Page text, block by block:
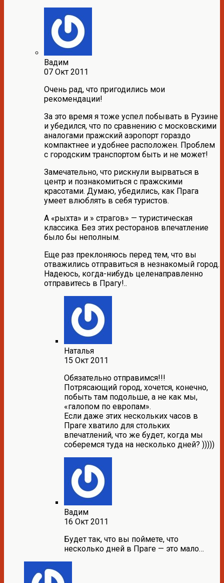
Вадим
07 Окт 2011
Очень рад, что пригодились мои
рекомендации!
За это время я тоже успел побывать в Рузине
и убедился, что по сравнению с московскими
аналогами пражский аэропорт гораздо
компактнее и удобнее расположен. Проблем
с городским транспортом быть и не может!
Замечательно, что рискнули вырваться в
центр и познакомиться с пражскими
красотами. Думаю, убедились, как Прага
умеет влюблять в себя туристов.
А «рыхта» и » страгов» — туристическая
классика. Без этих ресторанов впечатление
было бы неполным.
Еще раз преклоняюсь перед тем, что вы
отважились отправиться в незнакомый город.
Надеюсь, когда-нибудь целенаправленно
отправитесь в Прагу!..
Наталья
15 Окт 2011
Обязательно отправимся!!!
Потрясающий город, хочется, конечно,
побыть там подольше, а не как мы,
«галопом по европам».
Если даже этих нескольких часов в
Праге хватило для стольких
впечатлений, что же будет, когда мы
соберемся туда на несколько дней? )))))
Вадим
16 Окт 2011
Будет так, что вы поймете, что
несколько дней в Праге — это мало…